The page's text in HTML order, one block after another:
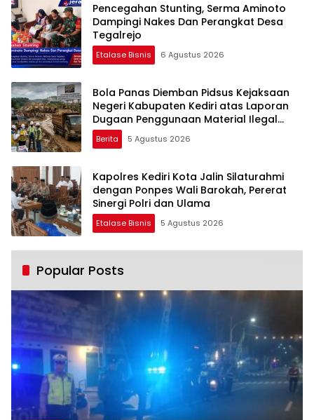
Pencegahan Stunting, Serma Aminoto
Dampingi Nakes Dan Perangkat Desa
Tegalrejo
Etalase Bisnis 6 Agustus 2026
Bola Panas Diemban Pidsus Kejaksaan
Negeri Kabupaten Kediri atas Laporan
Dugaan Penggunaan Material Ilegal
Proyek Tol Kediri Oleh PT. HASTARI JAYA
SENTOSA
Berita 5 Agustus 2026
Kapolres Kediri Kota Jalin Silaturahmi
dengan Ponpes Wali Barokah, Pererat
Sinergi Polri dan Ulama
Etalase Bisnis 5 Agustus 2026
Popular Posts